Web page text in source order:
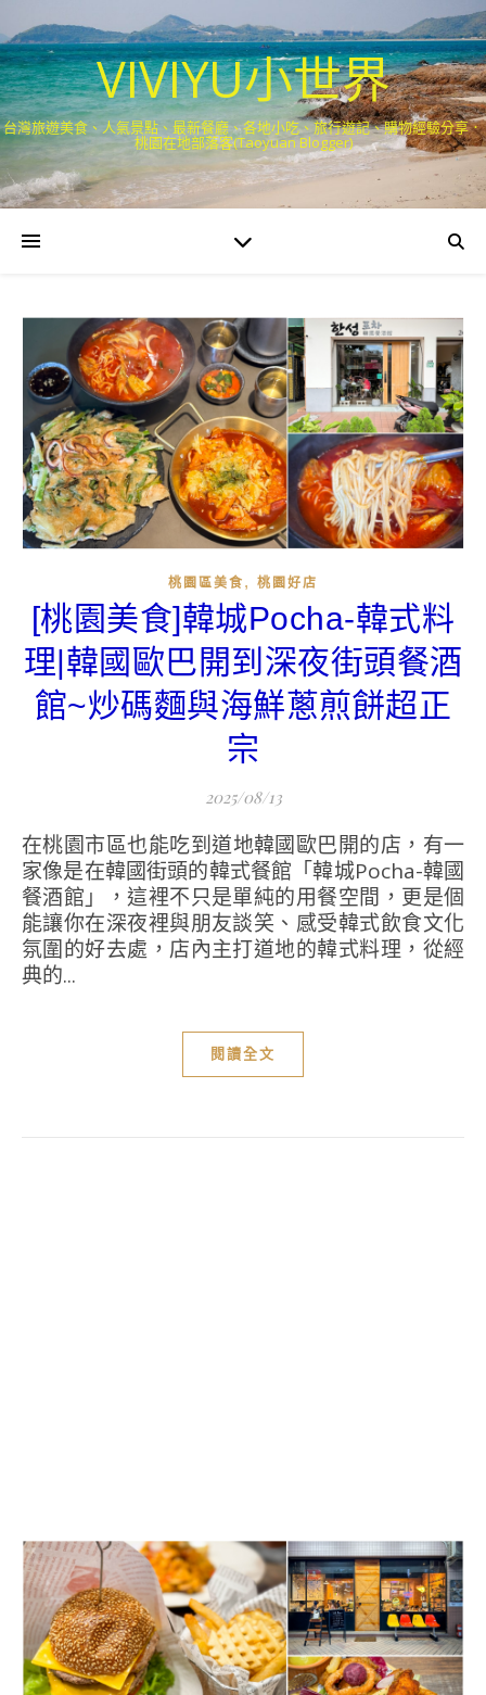
VIVIYU小世界
台灣旅遊美食、人氣景點、最新餐廳、各地小吃、旅行遊記、購物經驗分享．
桃園在地部落客(Taoyuan Blogger)
桃園區美食 , 桃園好店
[桃園美食]韓城Pocha-韓式料
理|韓國歐巴開到深夜街頭餐酒
館~炒碼麵與海鮮蔥煎餅超正
宗
2025/08/13
在桃園市區也能吃到道地韓國歐巴開的店，有一
家像是在韓國街頭的韓式餐館「韓城Pocha-韓國
餐酒館」，這裡不只是單純的用餐空間，更是個
能讓你在深夜裡與朋友談笑、感受韓式飲食文化
氛圍的好去處，店內主打道地的韓式料理，從經
典的...
閱讀全文